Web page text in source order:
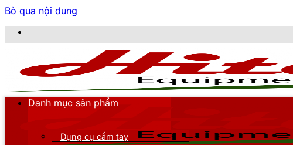
Bỏ qua nội dung
CÔNG
Danh mục sản phẩm
Dụng cụ cầm tay